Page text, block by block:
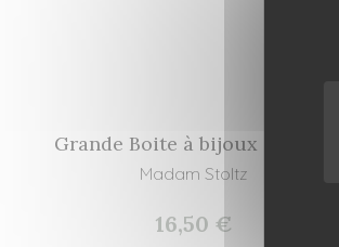
Grande Boite à bijoux ajourée
Madam Stoltz
16,50 €